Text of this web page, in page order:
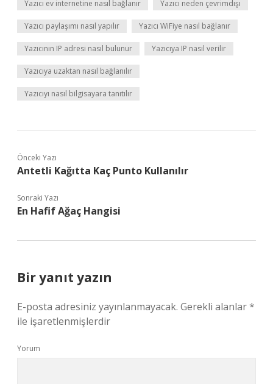
Yazıcı ev internetine nasıl bağlanır Yazıcı neden çevrimdışı
Yazıcı paylaşımı nasıl yapılır Yazıcı WiFiye nasıl bağlanır
Yazıcının IP adresi nasıl bulunur Yazıcıya IP nasıl verilir
Yazıcıya uzaktan nasıl bağlanılır
Yazıcıyı nasıl bilgisayara tanıtılır
Önceki Yazı
Antetli Kağıtta Kaç Punto Kullanılır
Sonraki Yazı
En Hafif Ağaç Hangisi
Bir yanıt yazın
E-posta adresiniz yayınlanmayacak. Gerekli alanlar*
ile işaretlenmişlerdir
Yorum